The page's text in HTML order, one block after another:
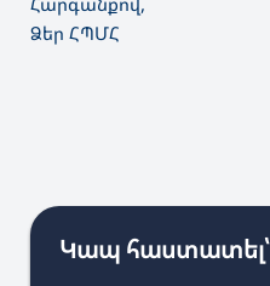
Ձեր ՀՊՄՀ
Կապ հաստատել՝